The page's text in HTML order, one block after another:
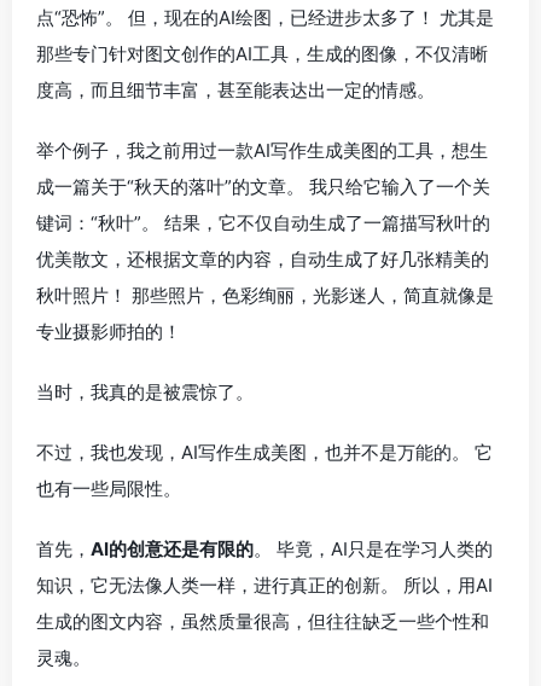
点“恐怖”。 但，现在的AI绘图，已经进步太多了！ 尤其是
那些专门针对图文创作的AI工具，生成的图像，不仅清晰
度高，而且细节丰富，甚至能表达出一定的情感。
举个例子，我之前用过一款AI写作生成美图的工具，想生
成一篇关于“秋天的落叶”的文章。 我只给它输入了一个关
键词：“秋叶”。 结果，它不仅自动生成了一篇描写秋叶的
优美散文，还根据文章的内容，自动生成了好几张精美的
秋叶照片！ 那些照片，色彩绚丽，光影迷人，简直就像是
专业摄影师拍的！
当时，我真的是被震惊了。
不过，我也发现，AI写作生成美图，也并不是万能的。 它
也有一些局限性。
首先， AI的创意还是有限的。 毕竟，AI只是在学习人类的
知识，它无法像人类一样，进行真正的创新。 所以，用AI
生成的图文内容，虽然质量很高，但往往缺乏一些个性和
灵魂。